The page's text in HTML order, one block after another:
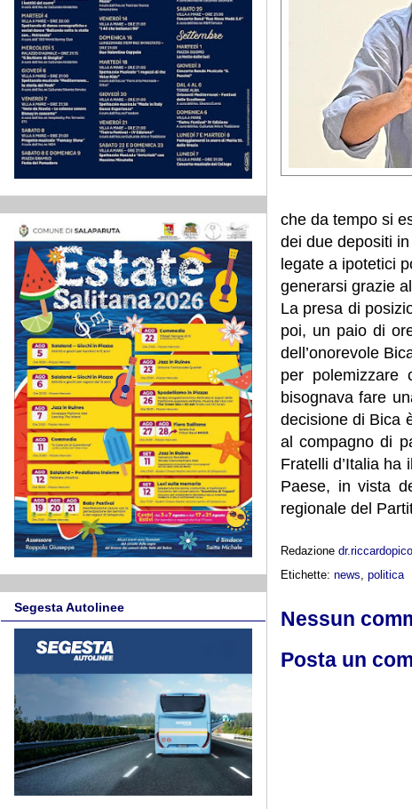
che da tempo si
dei due depositi
legate a ipotetici
generarsi grazie
La presa di
poi, un paio di
dell’onorevole
per
bisognava fare
decisione di Bica
al compagno di
Fratelli d’Italia
Paese, in vista
regionale del
Redazione
Etichette: news politica
Nessun
Posta un
Segesta Autolinee